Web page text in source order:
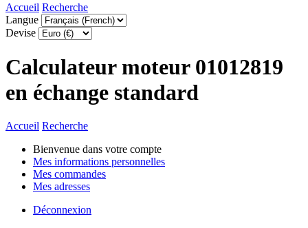
Accueil Recherche
Langue
Devise
Calculateur moteur 01012819
en échange standard
Accueil Recherche
Bienvenue dans votre compte
Mes informations personnelles
Mes commandes
Mes adresses
Déconnexion